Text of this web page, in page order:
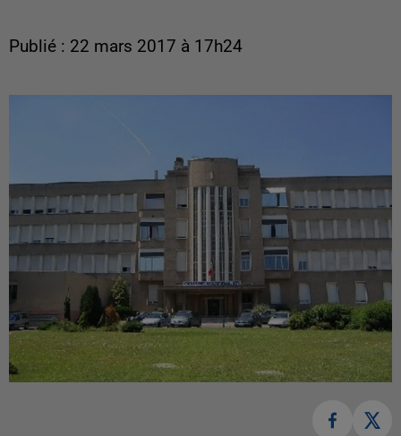
Publié : 22 mars 2017 à 17h24